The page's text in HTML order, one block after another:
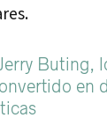
Buting,
en